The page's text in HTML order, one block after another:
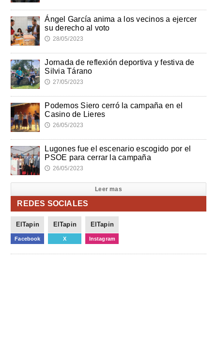
Ángel García anima a los vecinos a ejercer
su derecho al voto
🕔 28/05/2023
Jornada de reflexión deportiva y festiva de
Silvia Tárano
🕔 27/05/2023
Podemos Siero cerró la campaña en el
Casino de Lieres
🕔 26/05/2023
Lugones fue el escenario escogido por el
PSOE para cerrar la campaña
🕔 26/05/2023
Leer mas
REDES SOCIALES
ElTapin
Facebook
ElTapin
X
ElTapin
Instagram